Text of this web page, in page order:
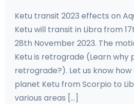
Ketu transit 2023 effects on
Ketu will transit in Libra from
28th November 2023. The
Ketu is retrograde (Learn why
retrograde?). Let us know
planet Ketu from Scorpio to
various areas [...]